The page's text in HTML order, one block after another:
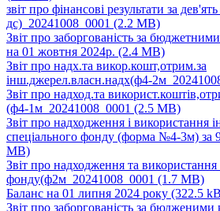
звіт про фінансові результати за
дс)_20241008_0001 (2.2 MB)
Звіт про заборгованість за
на 01 жовтня 2024р. (2.4 MB)
Звіт про надх.та викор.кошт,отрим.за
інш.джерел.власн.надх(ф4-
Звіт про надход.та
(ф4-1м_20241008_0001 (2.5 MB)
Звіт про надходження і використання
спеціального фонду (форма №4-3м) за 9
MB)
Звіт про надходження та використання
фонду(ф2м_20241008_0001 (1.7 MB)
Баланс на 01 липня 2024 року (322.5
Звіт про заборгованість за